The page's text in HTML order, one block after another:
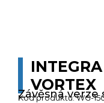
VORTEX
Závěsná
Kód produktu: WG-